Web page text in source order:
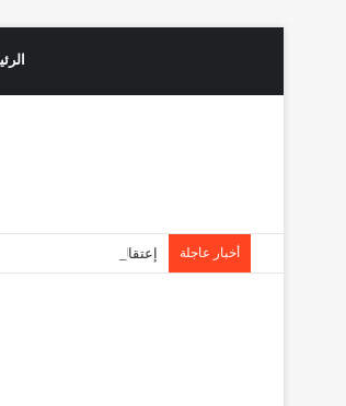
أخبار عاجلة إعتقال رئيس المجلس